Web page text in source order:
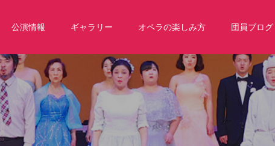
公演情報 ギャラリー オペラの楽しみ方 団員ブログ